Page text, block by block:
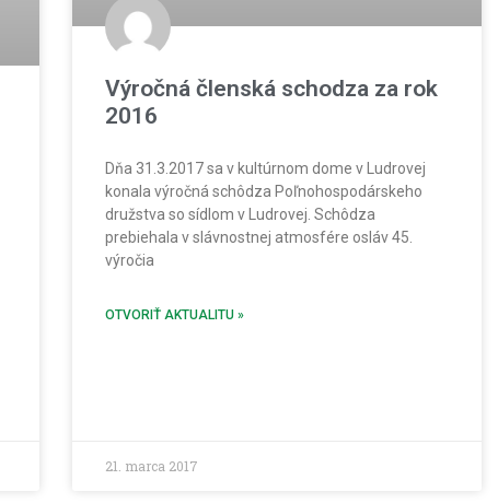
Výročná členská schodza za rok
2016
Dňa 31.3.2017 sa v kultúrnom dome v Ludrovej
konala výročná schôdza Poľnohospodárskeho
družstva so sídlom v Ludrovej. Schôdza
prebiehala v slávnostnej atmosfére osláv 45.
výročia
OTVORIŤ AKTUALITU »
21. marca 2017